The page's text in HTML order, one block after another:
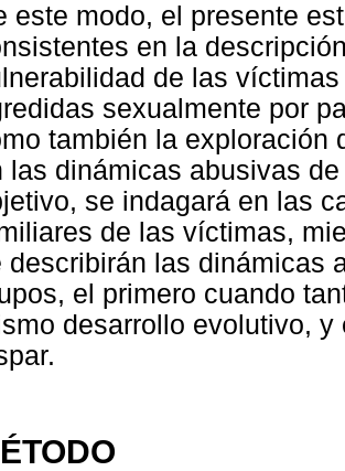
este modo, el presente
en la
de las
sexualmente por
también la exploración
las dinámicas abusivas
se indagará en las
de las víctimas,
describirán las dinámicas
el primero cuando
desarrollo evolutivo,